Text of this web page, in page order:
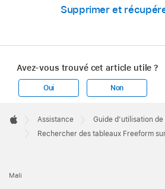
Supprimer et
Avez-vous trouvé cet article utile ?
Oui Non
Footer

Apple
Assistance
Guide d’utilisation de
Rechercher des tableaux Freeform
Mali